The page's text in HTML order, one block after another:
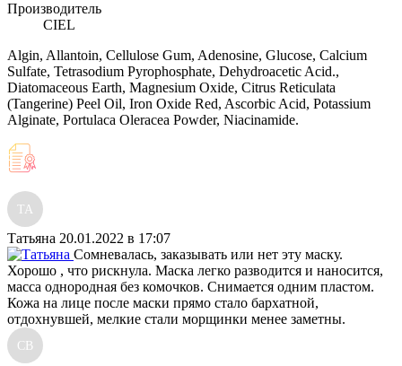
Производитель
CIEL
Algin, Allantoin, Cellulose Gum, Adenosine, Glucose, Calcium
Sulfate, Tetrasodium Pyrophosphate, Dehydroacetic Acid.,
Diatomaceous Earth, Magnesium Oxide, Citrus Reticulata
(Tangerine) Peel Oil, Iron Oxide Red, Ascorbic Acid, Potassium
Alginate, Portulaca Oleracea Powder, Niacinamide.
ТА
Татьяна 20.01.2022 в 17:07
Сомневалась, заказывать или нет эту маску.
Хорошо , что рискнула. Маска легко разводится и наносится,
масса однородная без комочков. Снимается одним пластом.
Кожа на лице после маски прямо стало бархатной,
отдохнувшей, мелкие стали морщинки менее заметны.
СВ